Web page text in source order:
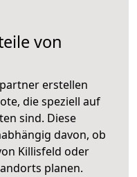
von
erstellen
die speziell auf
sind. Diese
davon, ob
Killisfeld oder
planen.